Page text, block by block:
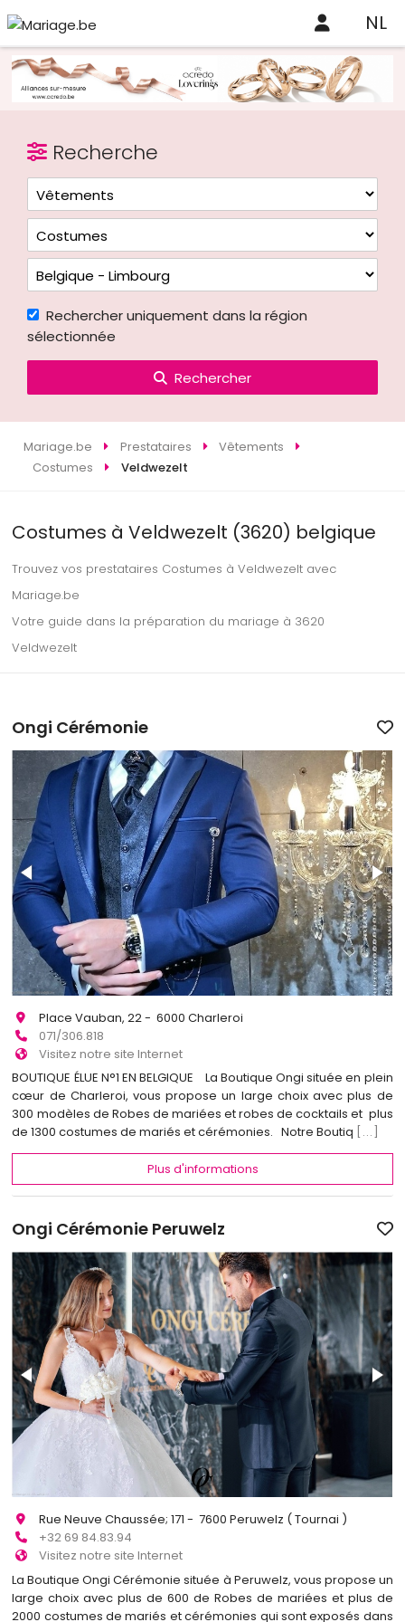
NL
Recherche
Rechercher uniquement dans la région
sélectionnée
Rechercher
Mariage.be Prestataires
Vêtements
Costumes
Veldwezelt
Costumes à Veldwezelt (3620) belgique
Trouvez vos prestataires Costumes à Veldwezelt avec
Mariage.be
Votre guide dans la préparation du mariage à 3620
Veldwezelt
Ongi Cérémonie
Place Vauban, 22 - 6000 Charleroi
071/306.818
Visitez notre site Internet
BOUTIQUE ÉLUE N°1 EN BELGIQUE La Boutique Ongi située en plein
cœur de Charleroi, vous propose un large choix avec plus de
300 modèles de Robes de mariées et robes de cocktails et plus
de 1300 costumes de mariés et cérémonies. Notre Boutiq
[...]
Plus d'informations
Ongi Cérémonie Peruwelz
Rue Neuve Chaussée; 171 - 7600 Peruwelz ( Tournai )
+32 69 84.83.94
Visitez notre site Internet
La Boutique Ongi Cérémonie située à Peruwelz, vous propose un
large choix avec plus de 600 de Robes de mariées et plus de
2000 costumes de mariés et cérémonies qui sont exposés dans